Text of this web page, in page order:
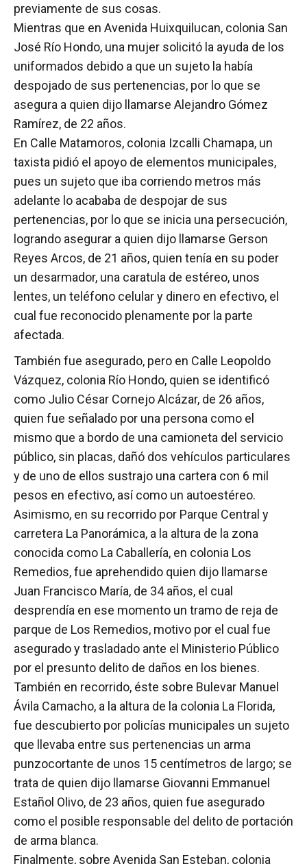
previamente de sus cosas.
Mientras que en Avenida Huixquilucan, colonia San
José Río Hondo, una mujer solicitó la ayuda de los
uniformados debido a que un sujeto la había
despojado de sus pertenencias, por lo que se
asegura a quien dijo llamarse Alejandro Gómez
Ramírez, de 22 años.
En Calle Matamoros, colonia Izcalli Chamapa, un
taxista pidió el apoyo de elementos municipales,
pues un sujeto que iba corriendo metros más
adelante lo acababa de despojar de sus
pertenencias, por lo que se inicia una persecución,
logrando asegurar a quien dijo llamarse Gerson
Reyes Arcos, de 21 años, quien tenía en su poder
un desarmador, una caratula de estéreo, unos
lentes, un teléfono celular y dinero en efectivo, el
cual fue reconocido plenamente por la parte
afectada.
También fue asegurado, pero en Calle Leopoldo
Vázquez, colonia Río Hondo, quien se identificó
como Julio César Cornejo Alcázar, de 26 años,
quien fue señalado por una persona como el
mismo que a bordo de una camioneta del servicio
público, sin placas, dañó dos vehículos particulares
y de uno de ellos sustrajo una cartera con 6 mil
pesos en efectivo, así como un autoestéreo.
Asimismo, en su recorrido por Parque Central y
carretera La Panorámica, a la altura de la zona
conocida como La Caballería, en colonia Los
Remedios, fue aprehendido quien dijo llamarse
Juan Francisco María, de 34 años, el cual
desprendía en ese momento un tramo de reja de
parque de Los Remedios, motivo por el cual fue
asegurado y trasladado ante el Ministerio Público
por el presunto delito de daños en los bienes.
También en recorrido, éste sobre Bulevar Manuel
Ávila Camacho, a la altura de la colonia La Florida,
fue descubierto por policías municipales un sujeto
que llevaba entre sus pertenencias un arma
punzocortante de unos 15 centímetros de largo; se
trata de quien dijo llamarse Giovanni Emmanuel
Estañol Olivo, de 23 años, quien fue asegurado
como el posible responsable del delito de portación
de arma blanca.
Finalmente, sobre Avenida San Esteban, colonia